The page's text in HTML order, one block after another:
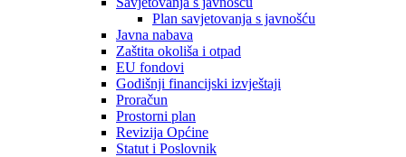
Plan savjetovanja s javnošću
Javna nabava
Zaštita okoliša i otpad
EU fondovi
Godišnji financijski izvještaji
Proračun
Prostorni plan
Revizija Općine
Statut i Poslovnik